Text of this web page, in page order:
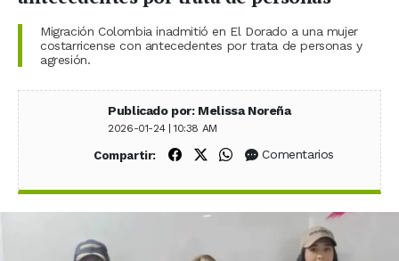
Migración Colombia inadmitió en El Dorado a una mujer
costarricense con antecedentes por trata de personas y
agresión.
Publicado por: Melissa Noreña
2026-01-24 | 10:38 AM
Compartir: Compartir en Facebook
Compartir en X (Twitter)
Compartir en WhatsApp
Comentarios